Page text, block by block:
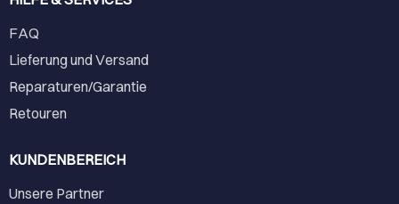
FAQ
Lieferung und Versand
Reparaturen/Garantie
Retouren
KUNDENBEREICH
Unsere Partner